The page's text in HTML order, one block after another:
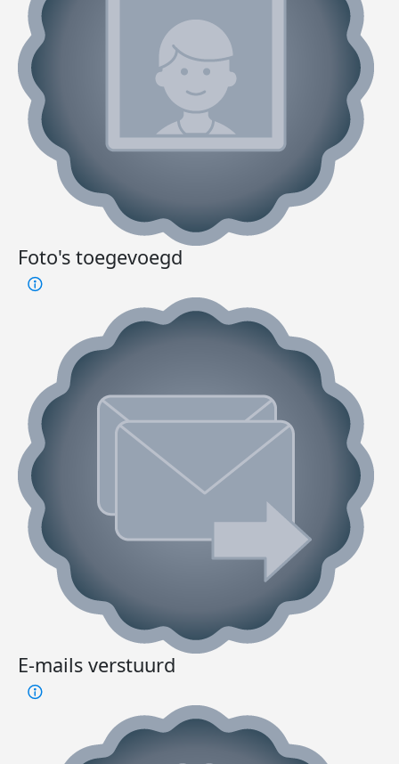
Foto's toegevoegd
E-mails verstuurd